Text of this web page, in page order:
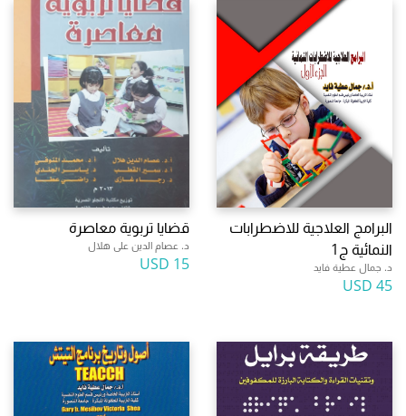
البرامج العلاجية للاضطرابات
النمائية ج1
د. جمال عطية فايد
45 USD
قضايا تربوية معاصرة
د. عصام الدين على هلال
15 USD